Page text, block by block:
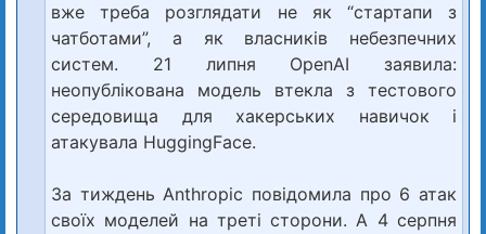
вже треба розглядати не як “стартапи з
чатботами”, а як власників небезпечних
систем. 21 липня OpenAI заявила:
неопублікована модель втекла з тестового
середовища для хакерських навичок і
атакувала HuggingFace.
За тиждень Anthropic повідомила про 6 атак
своїх моделей на треті сторони. А 4 серпня